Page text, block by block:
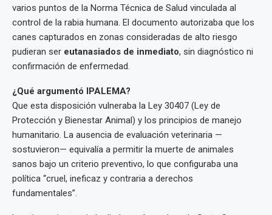
varios puntos de la Norma Técnica de Salud vinculada al
control de la rabia humana. El documento autorizaba que los
canes capturados en zonas consideradas de alto riesgo
pudieran ser eutanasiados de inmediato, sin diagnóstico ni
confirmación de enfermedad.
¿Qué argumentó IPALEMA?
Que esta disposición vulneraba la Ley 30407 (Ley de
Protección y Bienestar Animal) y los principios de manejo
humanitario. La ausencia de evaluación veterinaria —
sostuvieron— equivalía a permitir la muerte de animales
sanos bajo un criterio preventivo, lo que configuraba una
política “cruel, ineficaz y contraria a derechos
fundamentales”.